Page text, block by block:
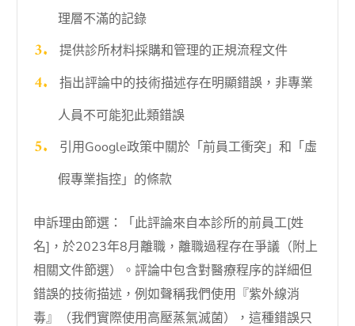
理層不滿的記錄
提供診所材料採購和管理的正規流程文件
指出評論中的技術描述存在明顯錯誤，非專業
人員不可能犯此類錯誤
引用Google政策中關於「前員工衝突」和「虛
假專業指控」的條款
申訴理由節選：「此評論來自本診所的前員工[姓
名]，於2023年8月離職，離職過程存在爭議（附上
相關文件節選）。評論中包含對醫療程序的詳細但
錯誤的技術描述，例如聲稱我們使用『紫外線消
毒』（我們實際使用高壓蒸氣滅菌），這種錯誤只